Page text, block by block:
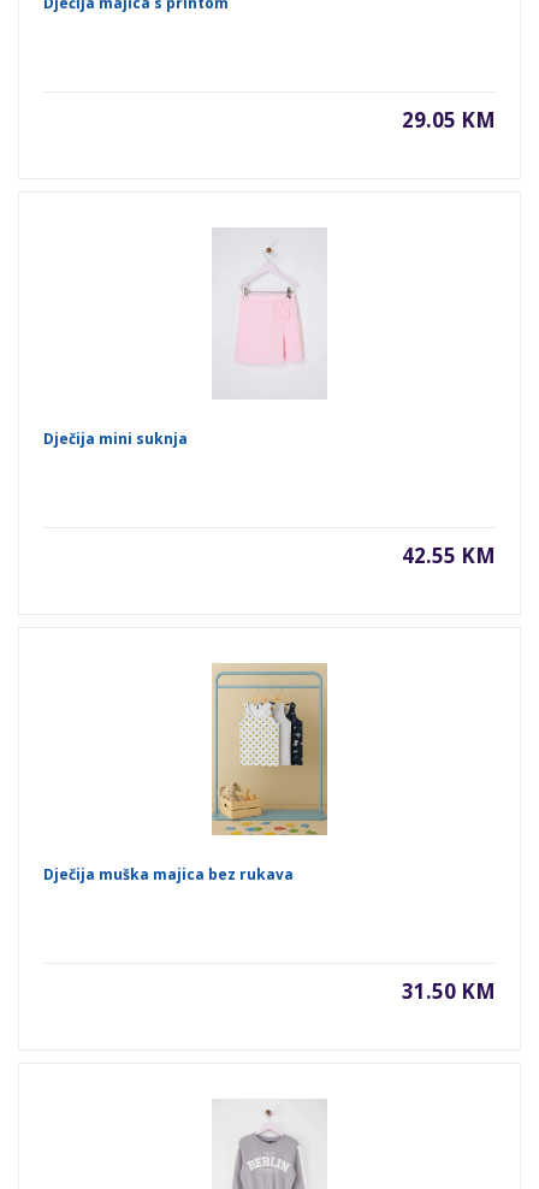
29.05 KM
Dječija mini suknja
42.55 KM
Dječija muška majica bez rukava
31.50 KM